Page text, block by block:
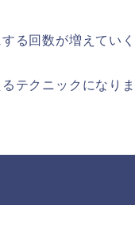
る回数が増えてい
テクニックになりま